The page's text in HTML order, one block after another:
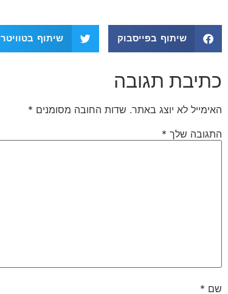
שיתוף בפייסבוק שיתוף בטוויטר
כתיבת תגובה
האימייל לא יוצג באתר. שדות החובה מסומנים *
התגובה שלך *
שם *